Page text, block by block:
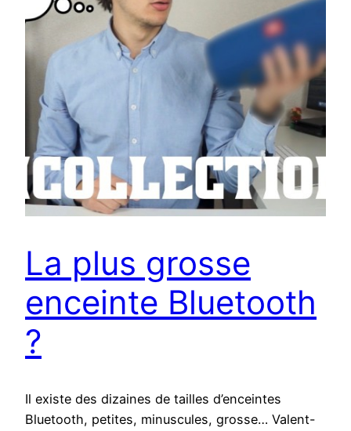
La plus grosse
enceinte Bluetooth
?
Il existe des dizaines de tailles d’enceintes
Bluetooth, petites, minuscules, grosse… Valent-